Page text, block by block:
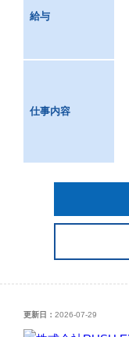
給与
仕事内容
更新日： 2026-07-29